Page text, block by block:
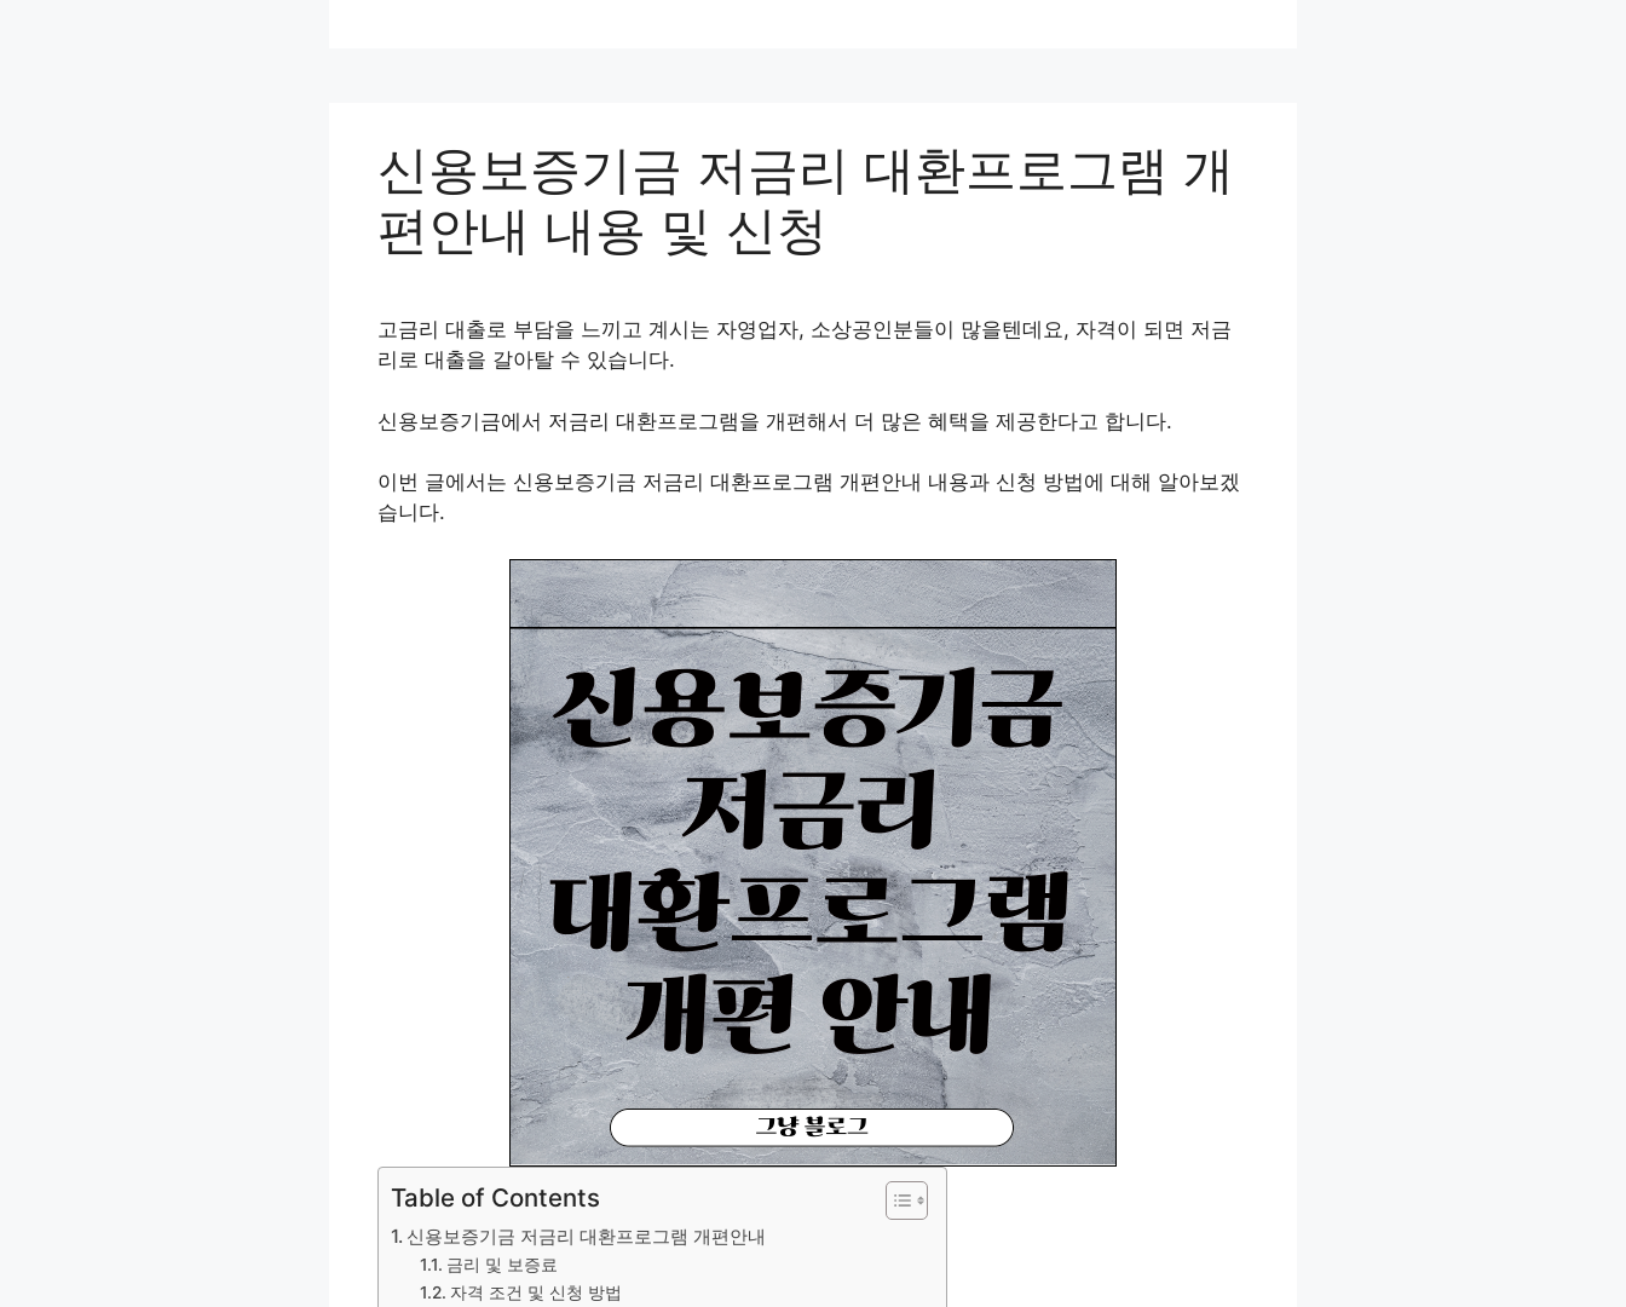
신용보증기금 저금리 대환프로그램 개
편안내 내용 및 신청
고금리 대출로 부담을 느끼고 계시는 자영업자, 소상공인분들이 많을텐데요, 자격이 되면 저금
리로 대출을 갈아탈 수 있습니다.
신용보증기금에서 저금리 대환프로그램을 개편해서 더 많은 혜택을 제공한다고 합니다.
이번 글에서는 신용보증기금 저금리 대환프로그램 개편안내 내용과 신청 방법에 대해 알아보겠
습니다.
Table of Contents
신용보증기금 저금리 대환프로그램 개편안내
금리 및 보증료
자격 조건 및 신청 방법